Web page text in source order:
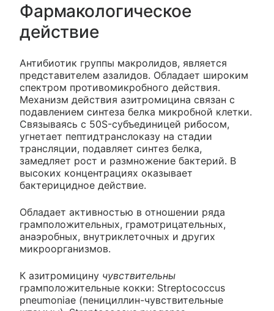
Фармакологическое
действие
Антибиотик группы макролидов, является
представителем азалидов. Обладает широким
спектром противомикробного действия.
Механизм действия азитромицина связан с
подавлением синтеза белка микробной клетки.
Связываясь с 50S-субъединицей рибосом,
угнетает пептидтранслоказу на стадии
трансляции, подавляет синтез белка,
замедляет рост и размножение бактерий. В
высоких концентрациях оказывает
бактерицидное действие.
Обладает активностью в отношении ряда
грамположительных, грамотрицательных,
анаэробных, внутриклеточных и других
микроорганизмов.
К азитромицину чувствительны
грамположительные кокки: Streptococcus
pneumoniae (пенициллин-чувствительные